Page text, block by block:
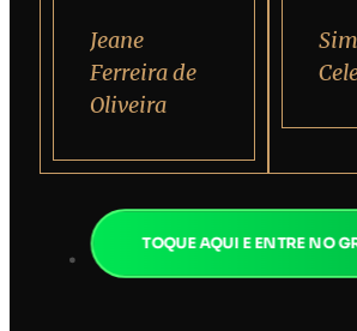
Jeane
Ferreira de
Oliveira
TOQUE AQUI E ENTRE NO